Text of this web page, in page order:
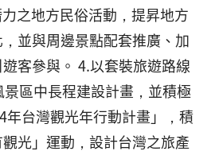
之地方民俗活動，提昇地方
並與周邊景點配套推廣、加
客參與。 4.以套裝旅遊路線
區中長程建設計畫，並積極
年台灣觀光年行動計畫」，積
光」運動，設計台灣之旅產